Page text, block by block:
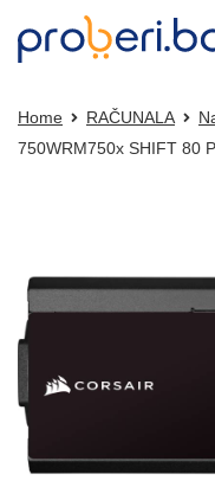
Home RAČUNALA
750WRM750x SHIFT 80